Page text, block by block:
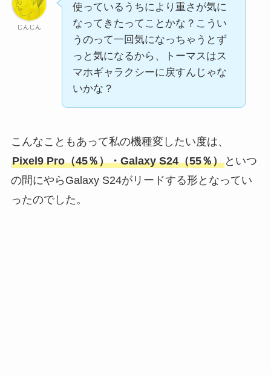
じんじん
使っているうちにより重さが気に
なってきたってことかな？こうい
うのって一回気になっちゃうとず
っと気になるから、トーマスはス
マホギャラクシーに戻すんじゃな
いかな？
こんなこともあって私の機種変したい度は、
Pixel9 Pro（45％）・Galaxy S24（55％）といつ
の間にやらGalaxy S24がリードする形となってい
ったのでした。